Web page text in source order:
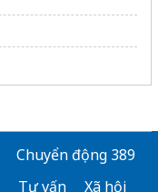
Chuyển động 389
Tư vấn
Xã hội